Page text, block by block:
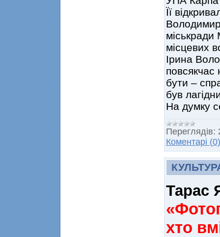
Її
міськради
місцевих
Ірина
бути –
був
На думку
Переглядів:
Коментарі (0)
Тарас
хто